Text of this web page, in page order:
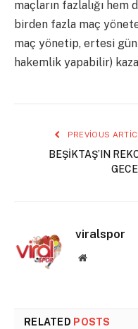
maçların fazlalığı hem
birden fazla maç
maç yönetip, ertesi
hakemlik yapabilir)
PREVIOUS
BEŞİKTAŞ’IN
viralspor
Website
RELATED POSTS